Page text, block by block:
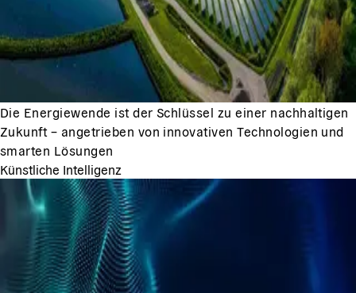
Die Energiewende ist der Schlüssel zu einer nachhaltigen
Zukunft – angetrieben von innovativen Technologien und
smarten Lösungen
Künstliche Intelligenz